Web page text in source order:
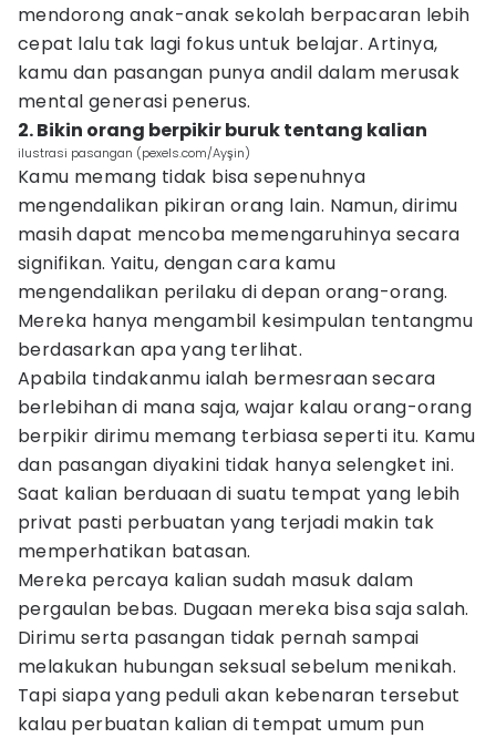
mendorong anak-anak sekolah berpacaran lebih
cepat lalu tak lagi fokus untuk belajar. Artinya,
kamu dan pasangan punya andil dalam merusak
mental generasi penerus.
2. Bikin orang berpikir buruk tentang kalian
ilustrasi pasangan (pexels.com/Ayşin)
Kamu memang tidak bisa sepenuhnya
mengendalikan pikiran orang lain. Namun, dirimu
masih dapat mencoba memengaruhinya secara
signifikan. Yaitu, dengan cara kamu
mengendalikan perilaku di depan orang-orang.
Mereka hanya mengambil kesimpulan tentangmu
berdasarkan apa yang terlihat.
Apabila tindakanmu ialah bermesraan secara
berlebihan di mana saja, wajar kalau orang-orang
berpikir dirimu memang terbiasa seperti itu. Kamu
dan pasangan diyakini tidak hanya selengket ini.
Saat kalian berduaan di suatu tempat yang lebih
privat pasti perbuatan yang terjadi makin tak
memperhatikan batasan.
Mereka percaya kalian sudah masuk dalam
pergaulan bebas. Dugaan mereka bisa saja salah.
Dirimu serta pasangan tidak pernah sampai
melakukan hubungan seksual sebelum menikah.
Tapi siapa yang peduli akan kebenaran tersebut
kalau perbuatan kalian di tempat umum pun